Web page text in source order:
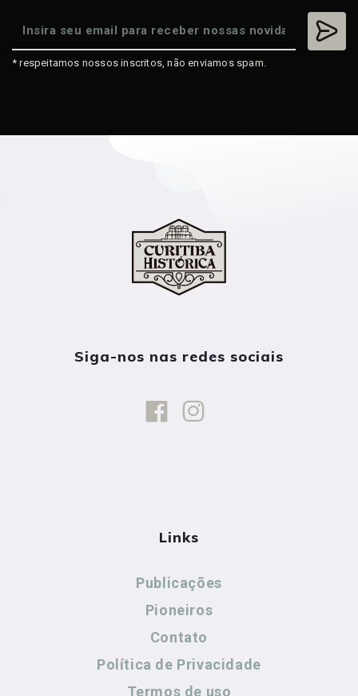
* respeitamos nossos inscritos, não enviamos spam.
Siga-nos nas redes sociais
Links
Publicações
Pioneiros
Contato
Política de Privacidade
Termos de uso